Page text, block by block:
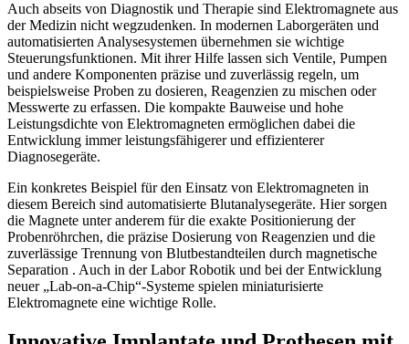
Auch abseits von Diagnostik und Therapie sind Elektromagnete aus
der Medizin nicht wegzudenken. In modernen Laborgeräten und
automatisierten Analysesystemen übernehmen sie wichtige
Steuerungsfunktionen. Mit ihrer Hilfe lassen sich Ventile, Pumpen
und andere Komponenten präzise und zuverlässig regeln, um
beispielsweise Proben zu dosieren, Reagenzien zu mischen oder
Messwerte zu erfassen. Die kompakte Bauweise und hohe
Leistungsdichte von Elektromagneten ermöglichen dabei die
Entwicklung immer leistungsfähigerer und effizienterer
Diagnosegeräte.
Ein konkretes Beispiel für den Einsatz von Elektromagneten in
diesem Bereich sind automatisierte Blutanalysegeräte. Hier sorgen
die Magnete unter anderem für die exakte Positionierung der
Probenröhrchen, die präzise Dosierung von Reagenzien und die
zuverlässige Trennung von Blutbestandteilen durch magnetische
Separation . Auch in der Labor Robotik und bei der Entwicklung
neuer „Lab-on-a-Chip“-Systeme spielen miniaturisierte
Elektromagnete eine wichtige Rolle.